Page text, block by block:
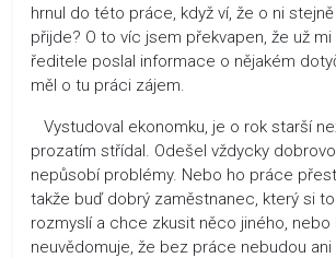
hrnul do této práce, když ví, že o ni
přijde? O to víc jsem překvapen, že už
ředitele poslal informace o nějakém
měl o tu práci zájem.
Vystudoval ekonomku, je o rok starší
prozatím střídal. Odešel vždycky
nepůsobí problémy. Nebo ho práce
takže buď dobrý zaměstnanec, který si
rozmyslí a chce zkusit něco jiného, nebo
neuvědomuje, že bez práce nebudou ani